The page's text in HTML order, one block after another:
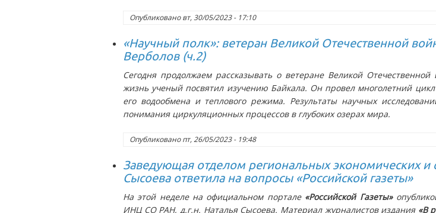
Опубликовановт, 30/05/2023 - 17:10
«Научный полк»: ветеран Великой Отечественной
Верболов (ч.2)
Сегодня продолжаем рассказывать о ветеране Великой
жизнь ученый посвятил изучению Байкала. Он провел многолетний
его водообмена и теплового режима. Результаты научных
понимания циркуляционных процессов в глубоких озерах мира.
Опубликованопт, 26/05/2023 - 19:48
Заведующая отделом региональных экономических
Сысоева ответила на вопросы «Российской газеты»
На этой неделе на официальном портале «Российской Газеты»
ИНЦ СО РАН, д.г.н. Наталья Сысоева. Материал журналистов издания «В